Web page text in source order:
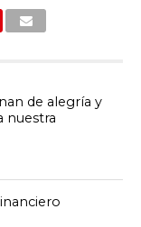
de alegría y
nuestra